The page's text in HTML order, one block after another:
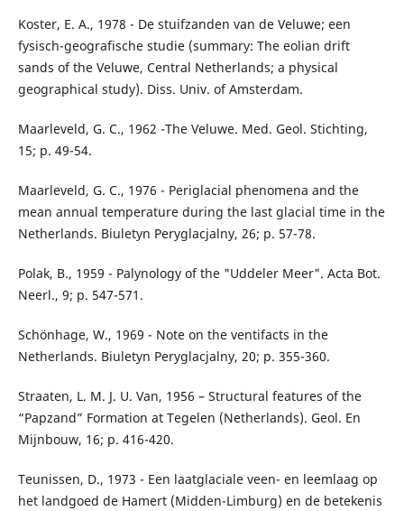
Koster, E. A., 1978 - De stuifzanden van de Veluwe; een
fysisch-geografische studie (summary: The eolian drift
sands of the Veluwe, Central Netherlands; a physical
geographical study). Diss. Univ. of Amsterdam.
Maarleveld, G. C., 1962 -The Veluwe. Med. Geol. Stichting,
15; p. 49-54.
Maarleveld, G. C., 1976 - Periglacial phenomena and the
mean annual temperature during the last glacial time in the
Netherlands. Biuletyn Peryglacjalny, 26; p. 57-78.
Polak, B., 1959 - Palynology of the "Uddeler Meer". Acta Bot.
Neerl., 9; p. 547-571.
Schönhage, W., 1969 - Note on the ventifacts in the
Netherlands. Biuletyn Peryglacjalny, 20; p. 355-360.
Straaten, L. M. J. U. Van, 1956 – Structural features of the
“Papzand” Formation at Tegelen (Netherlands). Geol. En
Mijnbouw, 16; p. 416-420.
Teunissen, D., 1973 - Een laatglaciale veen- en leemlaag op
het landgoed de Hamert (Midden-Limburg) en de betekenis